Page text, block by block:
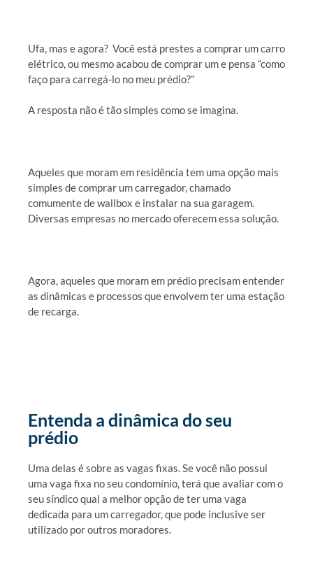
Ufa, mas e agora? Você está prestes a comprar um carro
elétrico, ou mesmo acabou de comprar um e pensa “como
faço para carregá-lo no meu prédio?”
A resposta não é tão simples como se imagina.
Aqueles que moram em residência tem uma opção mais
simples de comprar um carregador, chamado
comumente de wallbox e instalar na sua garagem.
Diversas empresas no mercado oferecem essa solução.
Agora, aqueles que moram em prédio precisam entender
as dinâmicas e processos que envolvem ter uma estação
de recarga.
Entenda a dinâmica do seu
prédio
Uma delas é sobre as vagas fixas. Se você não possui
uma vaga fixa no seu condomínio, terá que avaliar com o
seu síndico qual a melhor opção de ter uma vaga
dedicada para um carregador, que pode inclusive ser
utilizado por outros moradores.